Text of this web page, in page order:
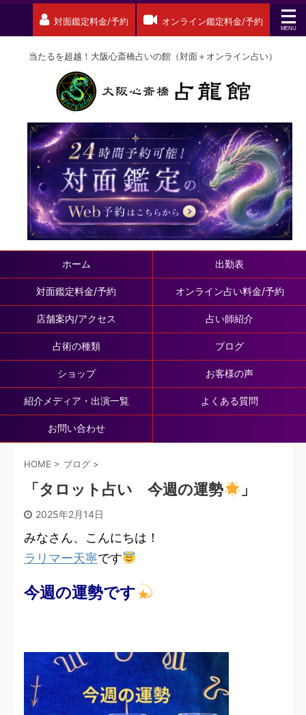
対面鑑定料金/予約 オンライン鑑定料金/予約
当たるを超越！大阪心斎橋占いの館（対面＋オンライン占い）
ホーム 出勤表
対面鑑定料金/予約 オンライン占い料金/予約
店舗案内/アクセス 占い師紹介
占術の種類 ブログ
ショップ お客様の声
紹介メディア・出演一覧 よくある質問
お問い合わせ
HOME > ブログ >
「タロット占い 今週の運勢 」
2025年2月14日
みなさん、こんにちは！
ラリマー天寧です
今週の運勢です